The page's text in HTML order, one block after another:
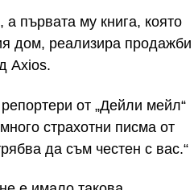
първата му книга, която
дом, реализира продажби
Axios.
от „Дейли мейл“
страхотни писма от
да съм честен с вас.“